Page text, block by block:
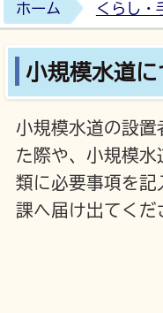
ホーム くらし・
小規模水道に
小規模水道の設置
た際や、小規模水
類に必要事項を記
課へ届け出てくだ